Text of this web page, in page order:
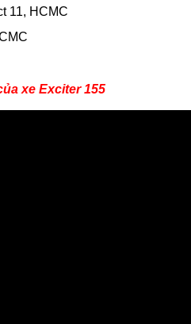
11, HCMC
xe Exciter 155